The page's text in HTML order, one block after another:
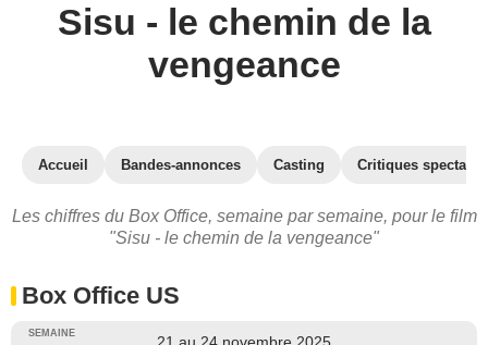
Sisu - le chemin de la
vengeance
Accueil Bandes-annonces Casting Critiques
Les chiffres du Box Office, semaine par semaine, pour le film
"Sisu - le chemin de la vengeance"
Box Office US